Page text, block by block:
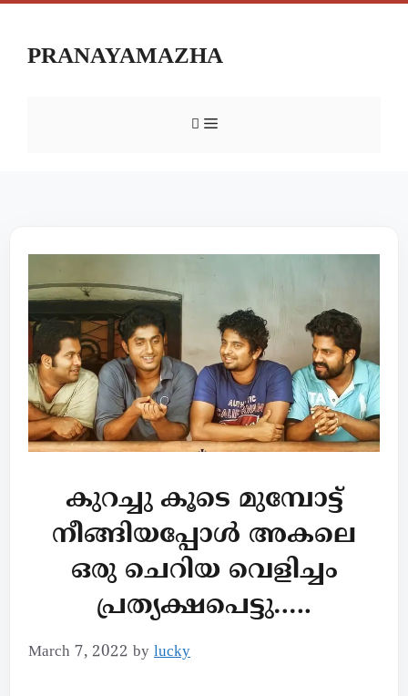
PRANAYAMAZHA
കുറച്ചു കൂടെ മുമ്പോട്ട്
നീങ്ങിയപ്പോൾ അകലെ
ഒരു ചെറിയ വെളിച്ചം
പ്രത്യക്ഷപെട്ടു…..
March 7, 2022 by lucky